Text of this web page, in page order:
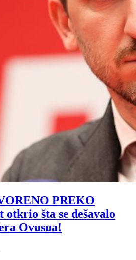
PREKO
šta se dešavalo
Ovusua!